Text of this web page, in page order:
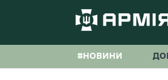
#НОВИНИ